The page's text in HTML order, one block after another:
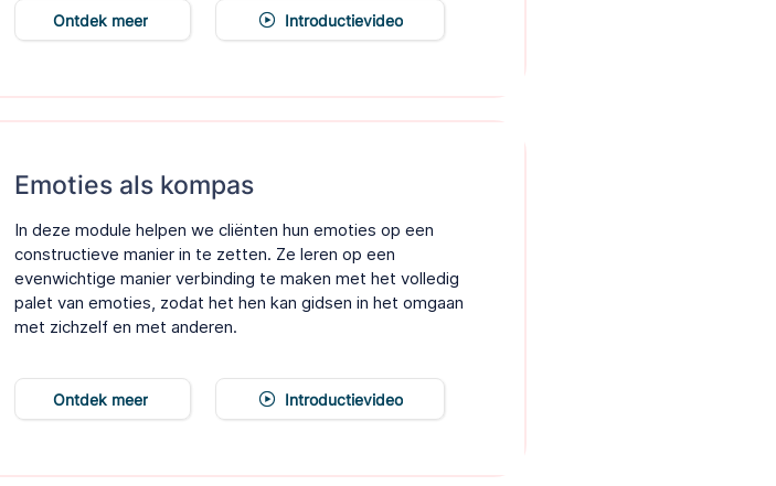
Ontdek meer Introductievideo
Emoties als kompas
In deze module helpen we cliënten hun emoties op een
constructieve manier in te zetten. Ze leren op een
evenwichtige manier verbinding te maken met het volledig
palet van emoties, zodat het hen kan gidsen in het omgaan
met zichzelf en met anderen.
Ontdek meer Introductievideo